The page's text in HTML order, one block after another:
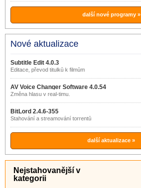
další nové programy »
Nové aktualizace
Subtitle Edit 4.0.3
Editace, převod titulků k filmům
AV Voice Changer Software 4.0.54
Změna hlasu v real-timu.
BitLord 2.4.6-355
Stahování a streamování torrentů
další aktualizace »
Nejstahovanější v
kategorii